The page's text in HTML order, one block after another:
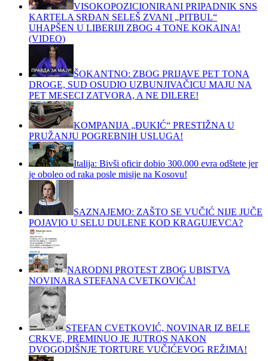
VISOKOPOZICIONIRANI PRIPADNIK SNS
KARTELA SRĐAN SELEŠ ZVANI „PITBUL“
UHAPŠEN U LIBERIJI ZBOG 4 TONE KOKAINA!
(VIDEO)
ŠOKANTNO: ZBOG PRIJAVE PET TONA
DROGE, SUD OSUDIO UZBUNJIVAČICU MAJU NA
PET MESECI ZATVORA, A NE DILERE!
KOMPANIJA „ĐUKIĆ“ PRESTIŽNA U
PRUŽANJU POGREBNIH USLUGA!
Italija: Bivši oficir dobio 300.000 evra odštete jer
je oboleo od raka posle misije na Kosovu!
SAZNAJEMO: ZAŠTO SE VUČIĆ NIJE JUČE
POJAVIO U SELU DULENE KOD KRAGUJEVCA?
NARODNI PROTEST ZBOG UBISTVA
NOVINARA STEFANA CVETKOVIĆA!
STEFAN CVETKOVIĆ, NOVINAR IZ BELE
CRKVE, PREMINUO JE JUTROS NAKON
DVOGODIŠNJE TORTURE VUČIĆEVOG REŽIMA!